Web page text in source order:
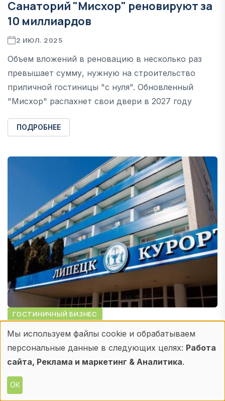
Cанаторий "Мисхор" реновируют за
10 миллиардов
2 ИЮЛ. 2025
Объем вложений в реновацию в несколько раз
превышает сумму, нужную на строительство
приличной гостиницы "с нуля". Обновленный
"Мисхор" распахнет свои двери в 2027 году
ПОДРОБНЕЕ
ГОСТИНИЧНЫЙ БИЗНЕС
Липецкий и кисловодский
санатории получат дополнительные
инвестиции
27 ИЮН. 2025
Использование
персональных
данных
Мы используем файлы cookie и обрабатываем
персональные данные в следующих целях: Работа
сайта, Реклама и маркетинг & Аналитика.
ОК